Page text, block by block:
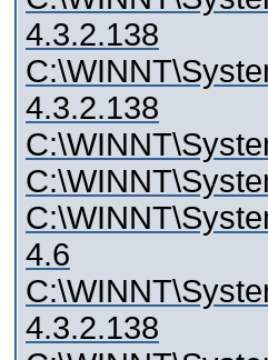
4.3.2.138
4.3.2.138
4.6
4.3.2.138